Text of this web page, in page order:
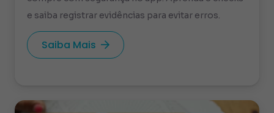
e saiba registrar evidências para evitar erros.
Saiba Mais